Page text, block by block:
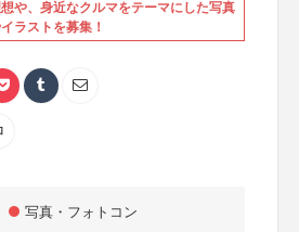
や、身近なクルマをテーマにした写真
ラストを募集！
写真・フォトコン